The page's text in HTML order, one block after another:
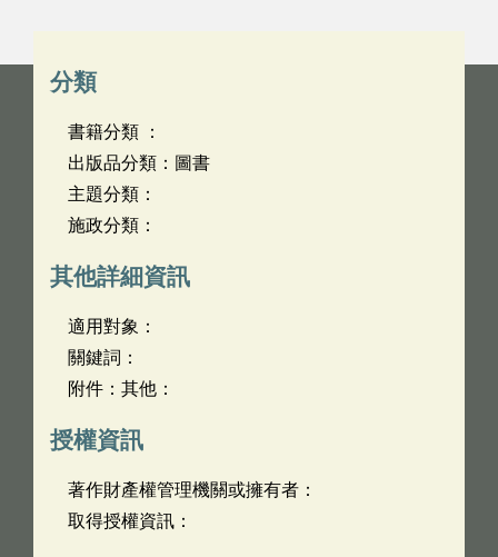
分類
書籍分類 ：
出版品分類：圖書
主題分類：
施政分類：
其他詳細資訊
適用對象：
關鍵詞：
附件：其他：
授權資訊
著作財產權管理機關或擁有者：
取得授權資訊：